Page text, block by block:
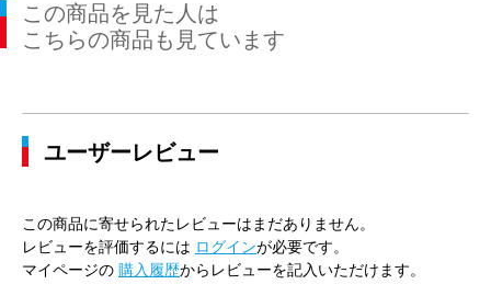
この商品を見た人は
こちらの商品も見ています
ユーザーレビュー
この商品に寄せられたレビューはまだありません。
レビューを評価するには ログインが必要です。
マイページの 購入履歴からレビューを記入いただけます。